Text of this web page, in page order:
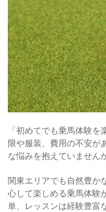
「初めてでも乗馬体験
限や服装、費用の不安が
な悩みを抱えていません
関東エリアでも自然豊か
心して楽しめる乗馬体験
単、レッスンは経験豊富